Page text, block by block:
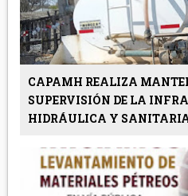
CAPAMH REALIZA
SUPERVISIÓN DE LA
HIDRÁULICA Y